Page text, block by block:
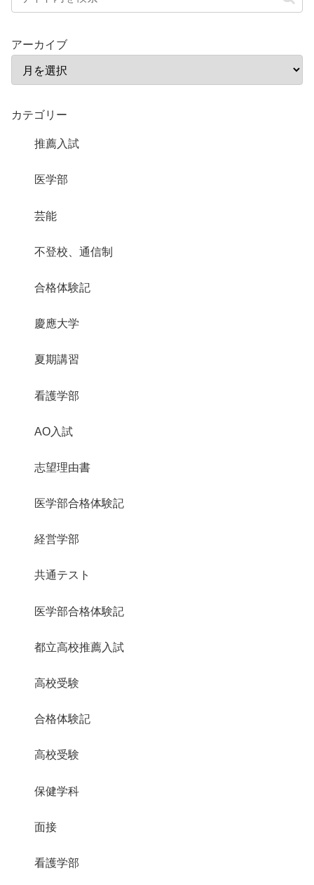
アーカイブ
カテゴリー
推薦入試
医学部
芸能
不登校、通信制
合格体験記
慶應大学
夏期講習
看護学部
AO入試
志望理由書
医学部合格体験記
経営学部
共通テスト
医学部合格体験記
都立高校推薦入試
高校受験
合格体験記
高校受験
保健学科
面接
看護学部